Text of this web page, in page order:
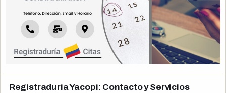
Registraduría Yacopí: Contacto y Servicios